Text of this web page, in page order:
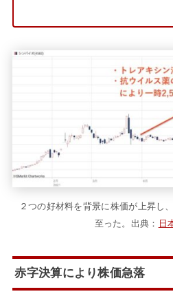
２つの好材料を背景に株価が上昇し
至った。出典： 日
赤字決算により株価急落